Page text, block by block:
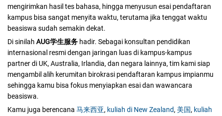
mengirimkan hasil tes bahasa, hingga menyusun esai pendaftaran
kampus bisa sangat menyita waktu, terutama jika tenggat waktu
beasiswa sudah semakin dekat.
Di sinilah AUG学生服务 hadir. Sebagai konsultan pendidikan
internasional resmi dengan jaringan luas di kampus-kampus
partner di UK, Australia, Irlandia, dan negara lainnya, tim kami siap
mengambil alih kerumitan birokrasi pendaftaran kampus impianmu
sehingga kamu bisa fokus menyiapkan esai dan wawancara
beasiswa.
Kamu juga berencana 马来西亚, kuliah di New Zealand, 美国, kuliah